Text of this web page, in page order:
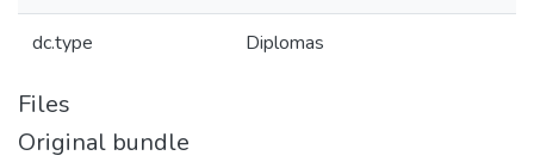
dc.type Diplomas
Files
Original bundle